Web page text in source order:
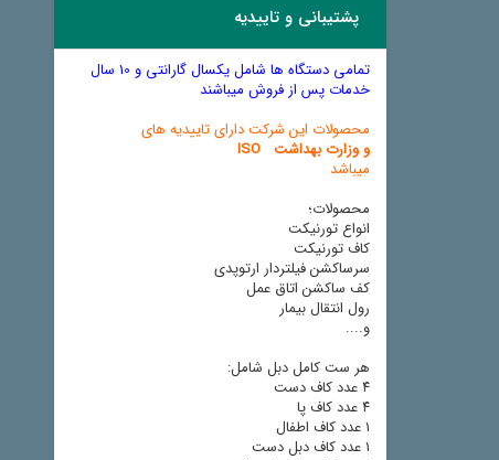
پشتیبانی و تاییدیه
تمامی دستگاه ها شامل یکسال گارانتی و 10 سال
خدمات پس از فروش میباشند
محصولات این شرکت دارای تاییدیه های
و وزارت بهداشت ISO
میباشد
محصولات؛
انواع تورنیکت
کاف تورنیکت
سرساکشن فیلتردار ارتوپدی
کف ساکشن اتاق عمل
رول انتقال بیمار
و....
هر ست کامل دبل شامل:
٤ عدد کاف دست
٤ عدد کاف پا
١ عدد کاف اطفال
١ عدد کاف دبل دست